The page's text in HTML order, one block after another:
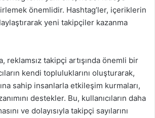
önemlidir. Hashtag’ler, içeriklerin
yeni takipçiler kazanma
reklamsız takipçi artışında önemli bir
kendi topluluklarını oluşturarak,
sahip insanlarla etkileşim kurmaları,
destekler. Bu, kullanıcıların daha
ve dolayısıyla takipçi sayılarını